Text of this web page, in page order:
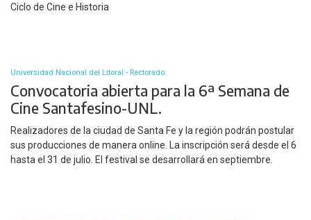
Ciclo de Cine e Historia
Universidad Nacional del Litoral - Rectorado
Convocatoria abierta para la 6ª Semana de
Cine Santafesino-UNL.
Realizadores de la ciudad de Santa Fe y la región podrán postular
sus producciones de manera online. La inscripción será desde el 6
hasta el 31 de julio. El festival se desarrollará en septiembre.